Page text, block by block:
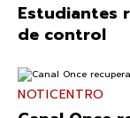
Estudiantes
de control
NOTICENTRO